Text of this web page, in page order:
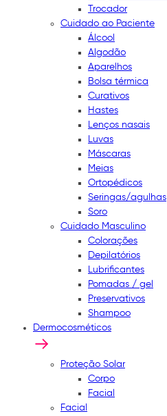
Trocador
Cuidado ao Paciente
Álcool
Algodão
Aparelhos
Bolsa térmica
Curativos
Hastes
Lenços nasais
Luvas
Máscaras
Meias
Ortopédicos
Seringas/agulhas
Soro
Cuidado Masculino
Colorações
Depilatórios
Lubrificantes
Pomadas / gel
Preservativos
Shampoo
Dermocosméticos
Proteção Solar
Corpo
Facial
Facial